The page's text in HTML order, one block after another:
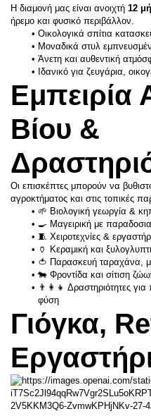
Η διαμονή μας είναι ανοιχτή 12
ήρεμο και φυσικό περιβάλλον.
Οικολογικά σπίτια
Μοναδικά στυλ
Άνετη και αυθεντική
Ιδανικό για ζευγάρια,
Εμπειρία
Βίου &
Οι επισκέπτες μπορούν να
αγροκτήματος και στις τοπικές
🌱 Βιολογική γεωργία &
🍳 Μαγειρική με
🧵 Χειροτεχνίες &
🏺 Κεραμική και
🍅 Παρασκευή ταραχάνα,
🐄 Φροντίδα και σίτιση
👨‍👩‍👧 Δραστηριότητες
φύση
Γιόγκα,